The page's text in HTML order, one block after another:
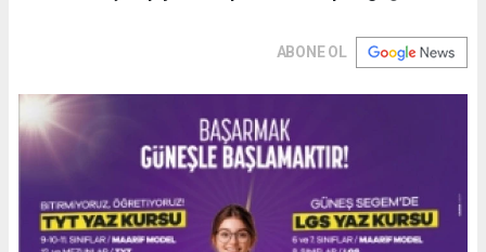
ABONE OL